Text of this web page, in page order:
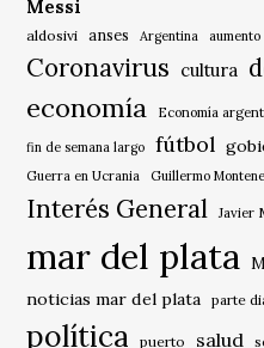
Messi
aldosivi anses Argentina aumento
Coronavirus cultura
economía Economía
fin de semana largo fútbol
Guerra en Ucrania Guillermo
Interés General Javier
mar del plata
noticias mar del plata
parte
política puerto salud